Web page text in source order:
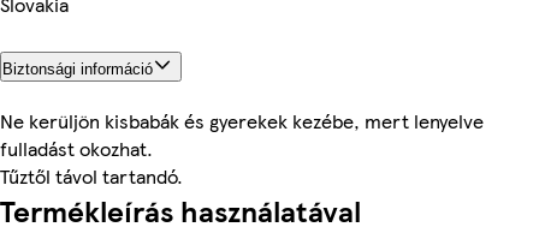
Biztonsági információ
Ne kerüljön kisbabák és gyerekek kezébe, mert lenyelve
fulladást okozhat.
Tűztől távol tartandó.
Termékleírás használatával